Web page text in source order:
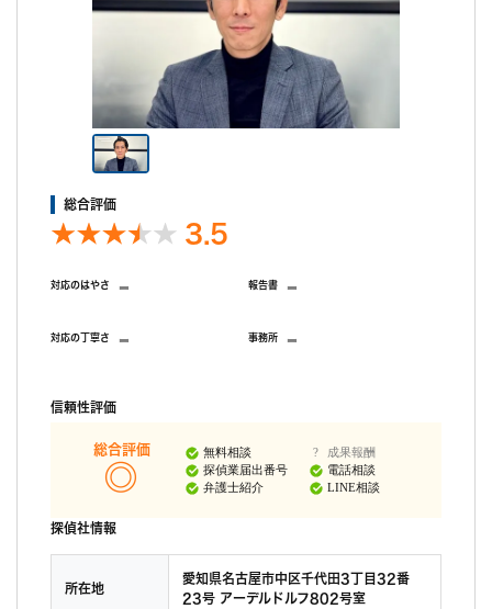
総合評価
3.5
対応のはやさ - 報告書 -
対応の丁寧さ - 事務所 -
信頼性評価
総合評価
無料相談
探偵業届出番号
弁護士紹介
成果報酬
電話相談
LINE相談
探偵社情報
所在地
愛知県名古屋市中区千代田3丁目32番
23号 アーデルドルフ802号室